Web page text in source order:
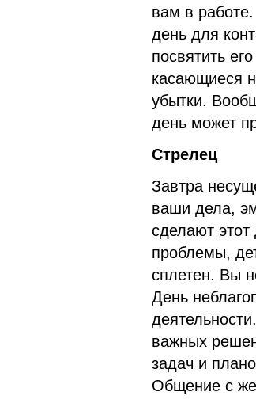
вам в
день для
посвятить
касающиеся
убытки.
день может
Стрелец
Завтра
ваши дела,
сделают
проблемы,
сплетен. Вы
День
важных
задач и
Общение с